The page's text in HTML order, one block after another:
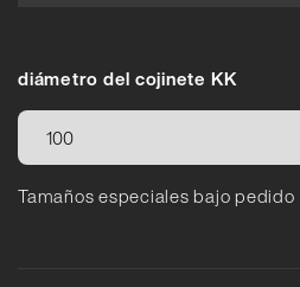
diámetro del cojinete KK
Tamaños especiales bajo pedido